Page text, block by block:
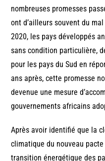
nombreuses promesses
ont d’ailleurs souvent du
2020, les pays développés
sans condition particulière,
pour les pays du Sud en
ans après, cette promesse
devenue une mesure
gouvernements africains
Après avoir identifié que la
climatique du nouveau
transition énergétique des